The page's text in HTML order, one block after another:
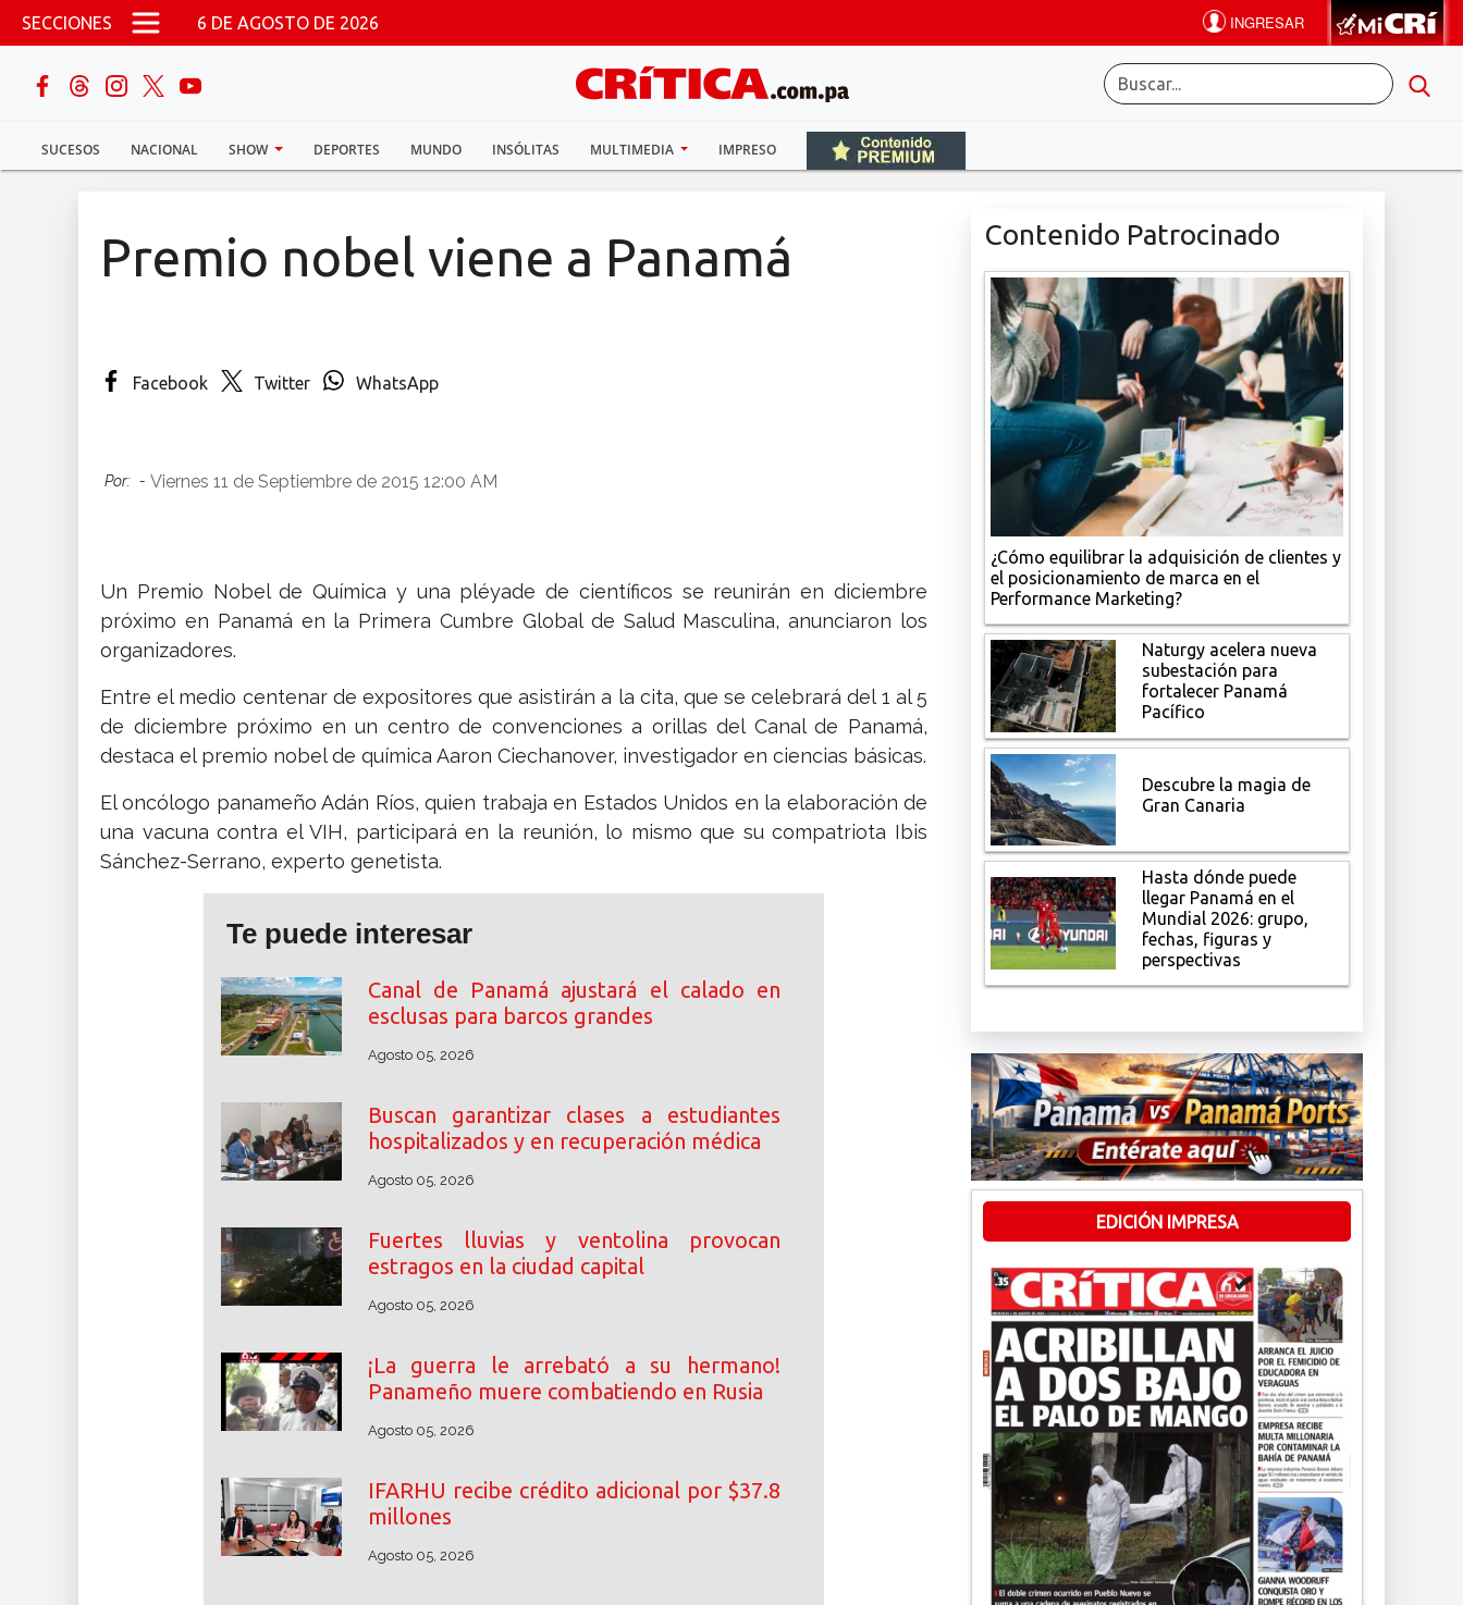
Pasar al contenido principal
SECCIONES 6 DE AGOSTO DE 2026
SUCESOS NACIONAL SHOW DEPORTES MUNDO INSÓLITAS MULTIMEDIA IMPRESO
buscar
Sucesos
Multimedia
Premio nobel viene a Panamá
Facebook Twitter WhatsApp
Por: - Viernes 11 de Septiembre de 2015 12:00 AM
Un Premio Nobel de Química y una pléyade de científicos se reunirán en diciembre
próximo en Panamá en la Primera Cumbre Global de Salud Masculina, anunciaron los
organizadores.
Entre el medio centenar de expositores que asistirán a la cita, que se celebrará del 1 al 5
de diciembre próximo en un centro de convenciones a orillas del Canal de Panamá,
destaca el premio nobel de química Aaron Ciechanover, investigador en ciencias básicas.
El oncólogo panameño Adán Ríos, quien trabaja en Estados Unidos en la elaboración de
una vacuna contra el VIH, participará en la reunión, lo mismo que su compatriota Ibis
Sánchez-Serrano, experto genetista.
Te puede interesar
Canal de Panamá ajustará el calado en
esclusas para barcos grandes
Agosto 05, 2026
Buscan garantizar clases a estudiantes
hospitalizados y en recuperación médica
Agosto 05, 2026
Fuertes lluvias y ventolina provocan
estragos en la ciudad capital
Agosto 05, 2026
¡La guerra le arrebató a su hermano!
Panameño muere combatiendo en Rusia
Agosto 05, 2026
IFARHU recibe crédito adicional por $37.8
millones
Agosto 05, 2026
Contenido Patrocinado
¿Cómo equilibrar la adquisición de clientes y
el posicionamiento de marca en el
Performance Marketing?
Naturgy acelera nueva
subestación para
fortalecer Panamá
Pacífico
Descubre la magia de
Gran Canaria
Hasta dónde puede
llegar Panamá en el
Mundial 2026: grupo,
fechas, figuras y
perspectivas
EDICIÓN IMPRESA